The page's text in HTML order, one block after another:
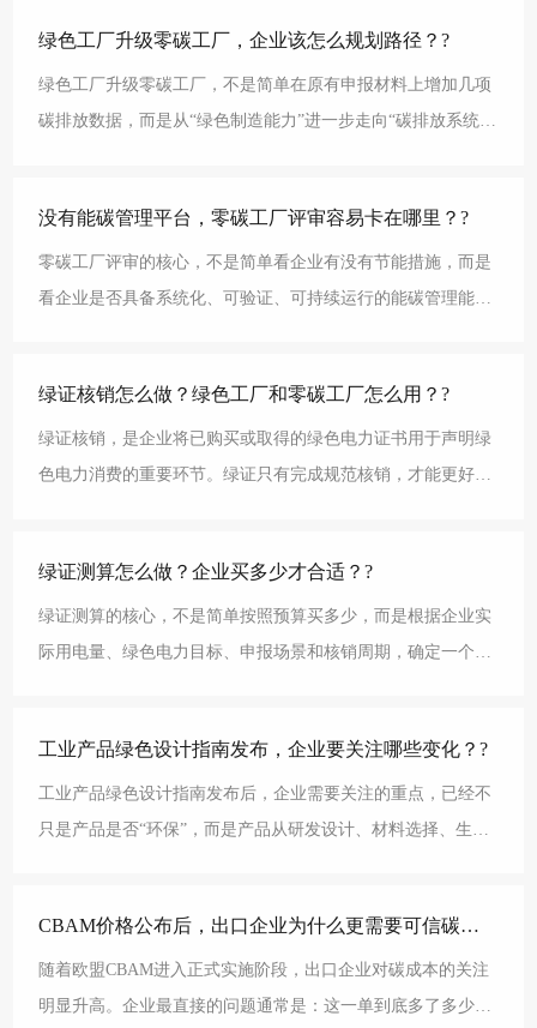
绿色工厂升级零碳工厂，企业该怎么规划路径？?
绿色工厂升级零碳工厂，不是简单在原有申报材料上增加几项
碳排放数据，而是从“绿色制造能力”进一步走向“碳排放系统管
没有能碳管理平台，零碳工厂评审容易卡在哪里？?
零碳工厂评审的核心，不是简单看企业有没有节能措施，而是
看企业是否具备系统化、可验证、可持续运行的能碳管理能
绿证核销怎么做？绿色工厂和零碳工厂怎么用？?
绿证核销，是企业将已购买或取得的绿色电力证书用于声明绿
色电力消费的重要环节。绿证只有完成规范核销，才能更好地
绿证测算怎么做？企业买多少才合适？?
绿证测算的核心，不是简单按照预算买多少，而是根据企业实
际用电量、绿色电力目标、申报场景和核销周期，确定一个合
工业产品绿色设计指南发布，企业要关注哪些变化？?
工业产品绿色设计指南发布后，企业需要关注的重点，已经不
只是产品是否“环保”，而是产品从研发设计、材料选择、生产
CBAM价格公布后，出口企业为什么更需要可信碳数据能力，而不只是计算工具?
随着欧盟CBAM进入正式实施阶段，出口企业对碳成本的关注
明显升高。企业最直接的问题通常是：这一单到底多了多少成